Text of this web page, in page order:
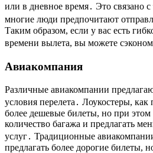
или в дневное время․ Это связано
многие люди предпочитают
Таким образом, если у вас есть
времени вылета, вы можете
Авиакомпания
Различные авиакомпании
условия перелета․ Лоукостеры,
более дешевые билеты, но при этом
количество багажа и предлагать
услуг․ Традиционные
предлагать более дорогие билеты,